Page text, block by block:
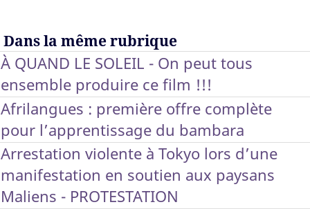
Dans la même rubrique
À QUAND LE SOLEIL - On peut tous
ensemble produire ce film !!!
Afrilangues : première offre complète
pour l’apprentissage du bambara
Arrestation violente à Tokyo lors d’une
manifestation en soutien aux paysans
Maliens - PROTESTATION